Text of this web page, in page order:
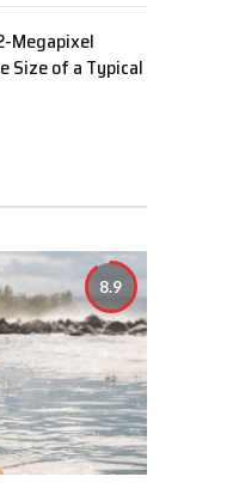
Megapixel
Size of a Typical
8.9